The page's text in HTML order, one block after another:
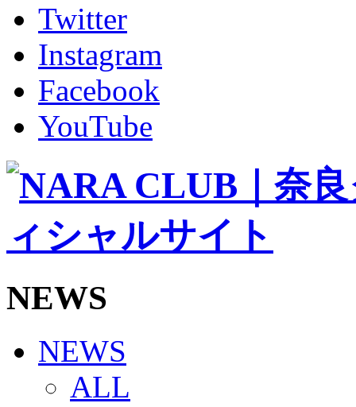
グッズ
ファンコミュニティ
ホームタウン
コラム
その他
TEAM
2026/27トップチーム
2026/27トップチームスタッフ
バモス
チアダンススクール
ボランティアチーム「volundeer」
ビクトリーロード
HOMEGAME
観戦ルール＆マナー
Jリーグ運営管理規定
写真・動画使用ガイドライン
SCHEDULE
2026/27
練習見学時のファンサービスについて
TICKET
奈良クラブ明治安田J3リーグ2026/27シーズン試
Twitter
Instagram
Facebook
YouTube
NEWS
NEWS
ALL